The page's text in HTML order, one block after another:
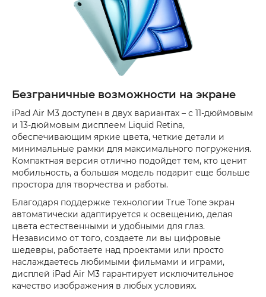
Безграничные возможности на экране
iPad Air M3 доступен в двух вариантах – с 11-дюймовым
и 13-дюймовым дисплеем Liquid Retina,
обеспечивающим яркие цвета, четкие детали и
минимальные рамки для максимального погружения.
Компактная версия отлично подойдет тем, кто ценит
мобильность, а большая модель подарит еще больше
простора для творчества и работы.
Благодаря поддержке технологии True Tone экран
автоматически адаптируется к освещению, делая
цвета естественными и удобными для глаз.
Независимо от того, создаете ли вы цифровые
шедевры, работаете над проектами или просто
наслаждаетесь любимыми фильмами и играми,
дисплей iPad Air M3 гарантирует исключительное
качество изображения в любых условиях.